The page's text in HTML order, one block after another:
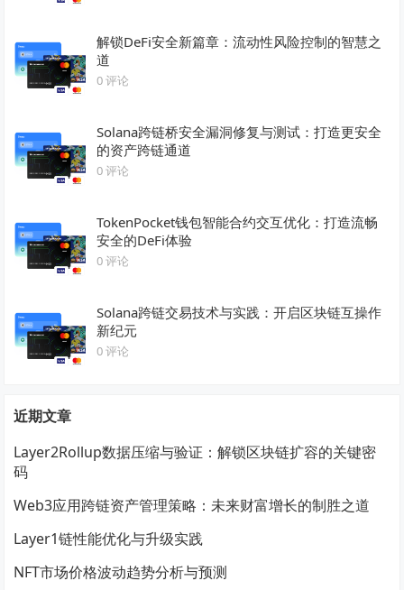
解锁DeFi安全新篇章：流动性风险控制的智慧之
道
0 评论
Solana跨链桥安全漏洞修复与测试：打造更安全
的资产跨链通道
0 评论
TokenPocket钱包智能合约交互优化：打造流畅
安全的DeFi体验
0 评论
Solana跨链交易技术与实践：开启区块链互操作
新纪元
0 评论
近期文章
Layer2Rollup数据压缩与验证：解锁区块链扩容的关键密
码
Web3应用跨链资产管理策略：未来财富增长的制胜之道
Layer1链性能优化与升级实践
NFT市场价格波动趋势分析与预测